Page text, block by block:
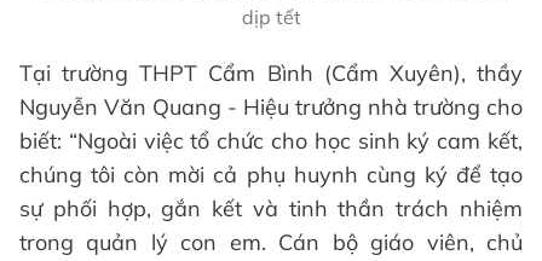
dịp tết
Tại trường THPT Cẩm Bình (Cẩm Xuyên), thầy
Nguyễn Văn Quang - Hiệu trưởng nhà trường cho
biết: “Ngoài việc tổ chức cho học sinh ký cam kết,
chúng tôi còn mời cả phụ huynh cùng ký để tạo
sự phối hợp, gắn kết và tinh thần trách nhiệm
trong quản lý con em. Cán bộ giáo viên, chủ